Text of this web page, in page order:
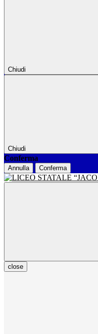
Chiudi
Chiudi
Conferma
Annulla Conferma
close